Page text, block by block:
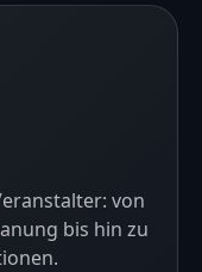
von
bis hin zu